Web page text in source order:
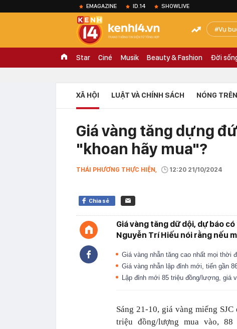
EMAGAZINE ID.14 SHOWLIVE
Vụ
Star Ciné Musik Beauty & Fashion Đời
XÃ HỘI LUẬT VÀ CHÍNH SÁCH NÓNG
Giá vàng tăng dựng
"khoan hãy mua"?
THÁI PHƯƠNG THỰC HIỆN, 12:20 21/10/2024
Chia sẻ
Giá vàng tăng dữ dội, dự báo
Nguyễn Trí Hiếu nói rằng nếu
Giá vàng nhẫn tăng cao nhất mọi thời
Giá vàng nhẫn lập đỉnh mới, tiến gần
Lập đỉnh mới 85 triệu đồng/lượng, giá
Sáng 21-10, giá vàng miếng
triệu đồng/lượng mua vào,